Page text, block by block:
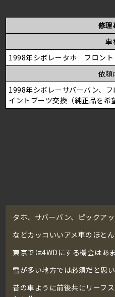
修理
車
1998年シボレータホ フロント
依頼
1998年シボレーサバーバン、
イントブーツ交換（純正品を希
タホ、サバーバン、ピックア
などカッコいいアメ車のほと
東京では4WDにする機会はあ
雪が多い地方では必須だと思い
昔の車ように前後共にリーフ